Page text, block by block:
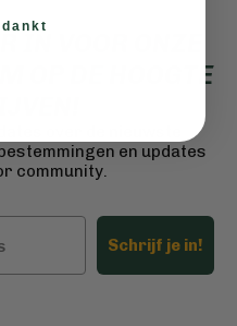
IN VOOR ONZE
OP DE HOOGTE
en updates
community.
Schrijf je in!